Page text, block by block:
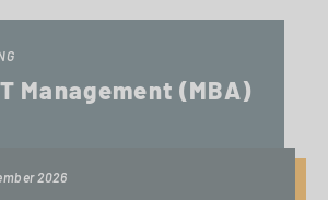
Management (MBA)
2026